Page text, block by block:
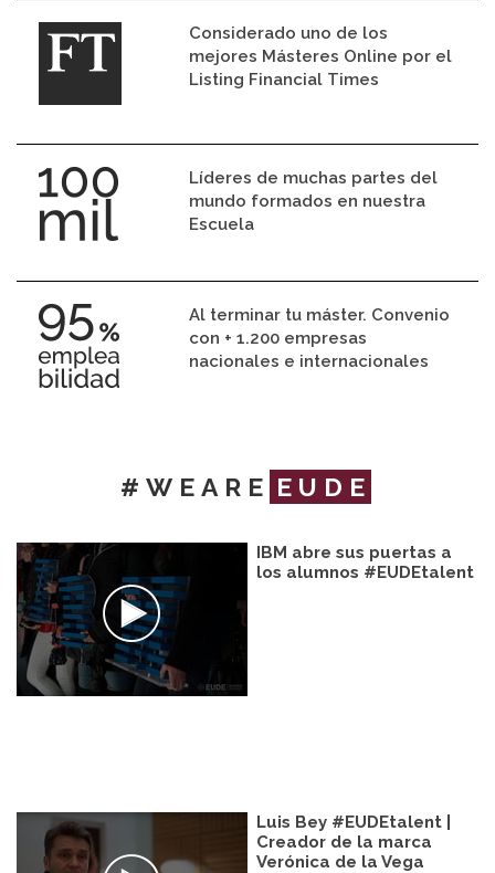
Considerado uno de los
mejores Másteres Online por el
Listing Financial Times
Líderes de muchas partes del
mundo formados en nuestra
Escuela
Al terminar tu máster. Convenio
con + 1.200 empresas
nacionales e internacionales
#WEARE EUDE
IBM abre sus puertas a
los alumnos #EUDEtalent
Luis Bey #EUDEtalent |
Creador de la marca
Verónica de la Vega